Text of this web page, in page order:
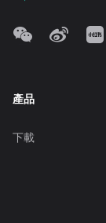
產品
下載